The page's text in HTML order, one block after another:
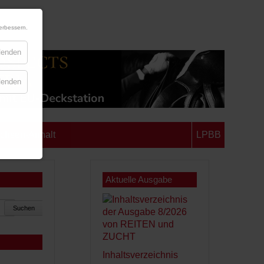
Anhalt LPBB
Suchen
Aktuelle Ausgabe
Inhaltsverzeichnis